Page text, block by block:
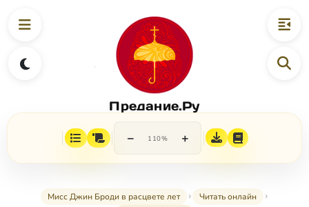
Предание.Ру
− 110% +
Мисс Джин Броди в расцвете лет
Читать онлайн